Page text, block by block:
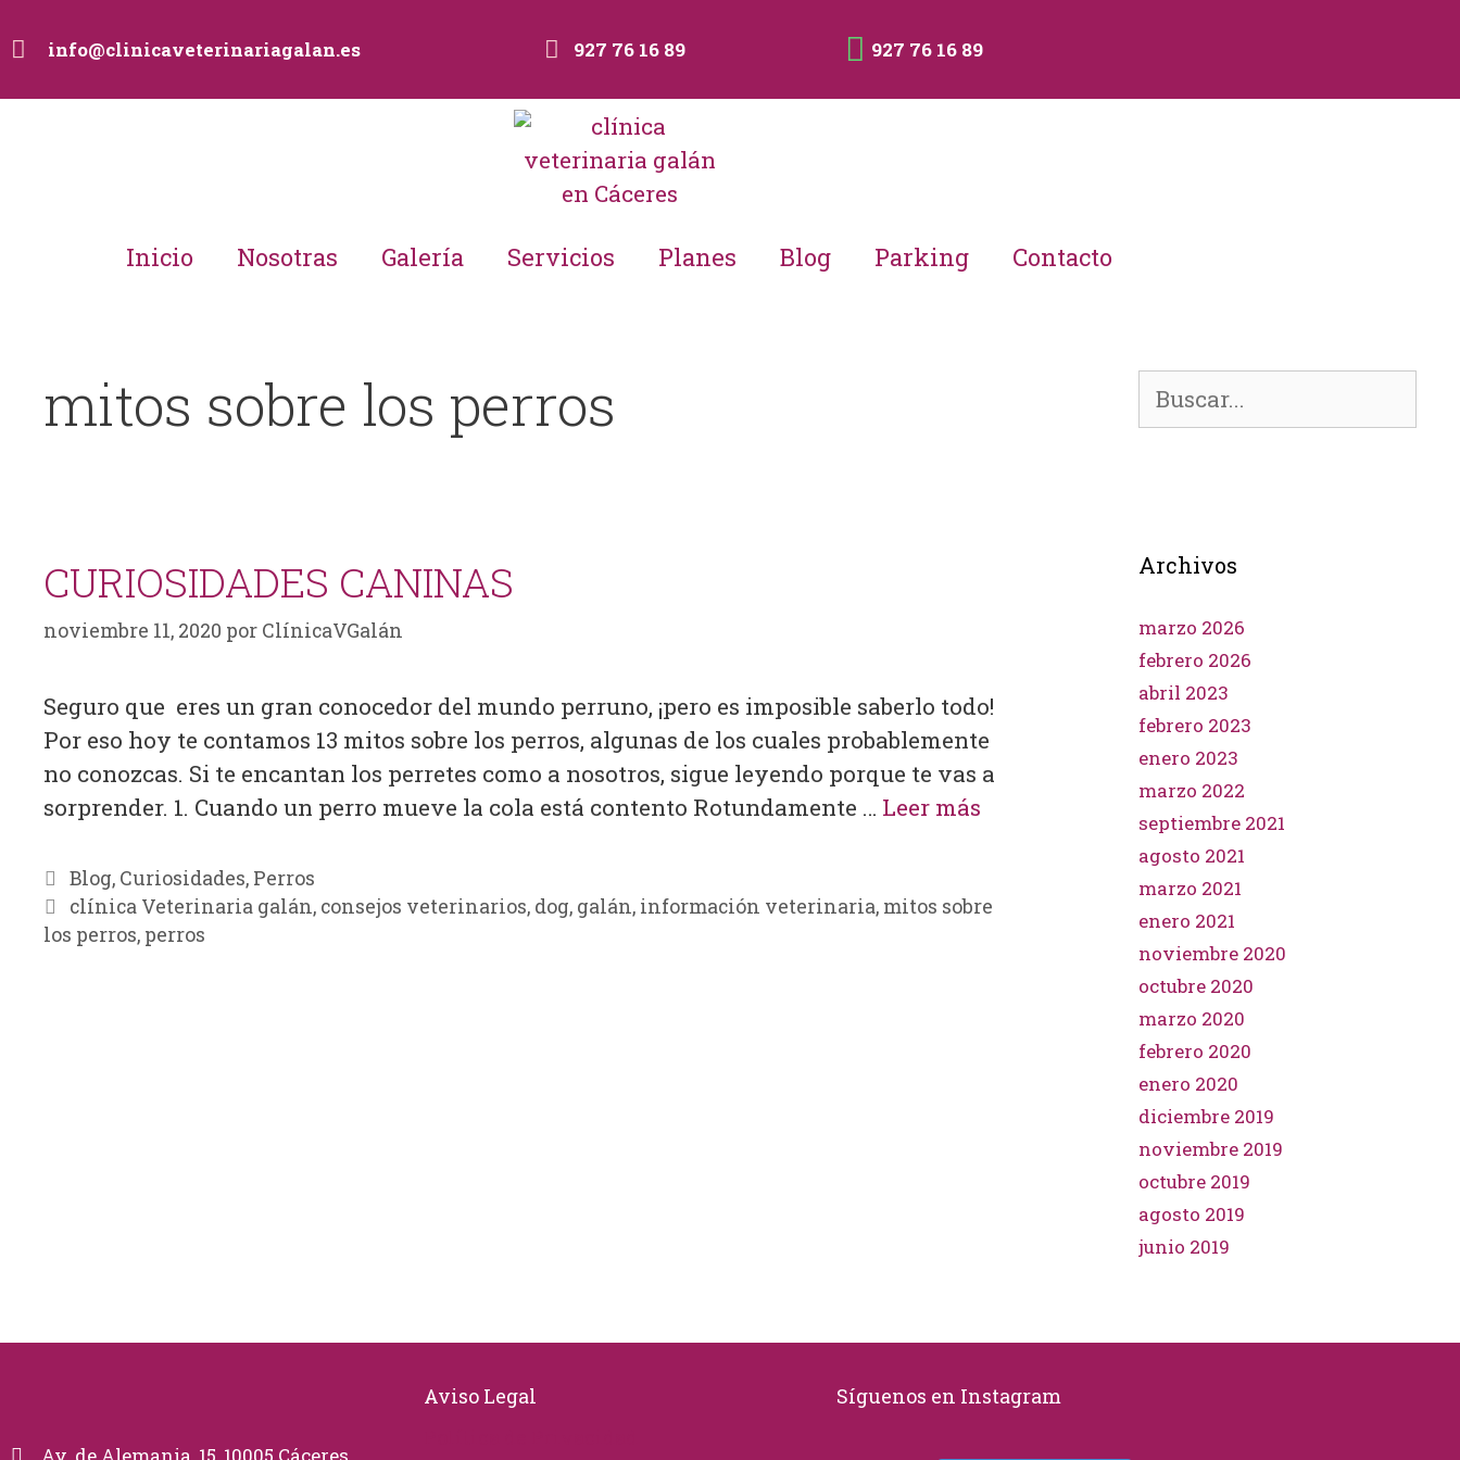
info@clinicaveterinariagalan.es 927 76 16 89 927 76 16 89
Inicio Nosotras Galería Servicios Planes Blog Parking Contacto
mitos sobre los perros
CURIOSIDADES CANINAS
noviembre 11, 2020 por ClínicaVGalán
Seguro que eres un gran conocedor del mundo perruno, ¡pero es imposible saberlo todo!
Por eso hoy te contamos 13 mitos sobre los perros, algunas de los cuales probablemente
no conozcas. Si te encantan los perretes como a nosotros, sigue leyendo porque te vas a
sorprender. 1. Cuando un perro mueve la cola está contento Rotundamente … Leer más
Blog, Curiosidades, Perros
clínica Veterinaria galán, consejos veterinarios, dog, galán, información veterinaria, mitos sobre
los perros, perros
Archivos
marzo 2026
febrero 2026
abril 2023
febrero 2023
enero 2023
marzo 2022
septiembre 2021
agosto 2021
marzo 2021
enero 2021
noviembre 2020
octubre 2020
marzo 2020
febrero 2020
enero 2020
diciembre 2019
noviembre 2019
octubre 2019
agosto 2019
junio 2019
Aviso Legal
Síguenos en Instagram